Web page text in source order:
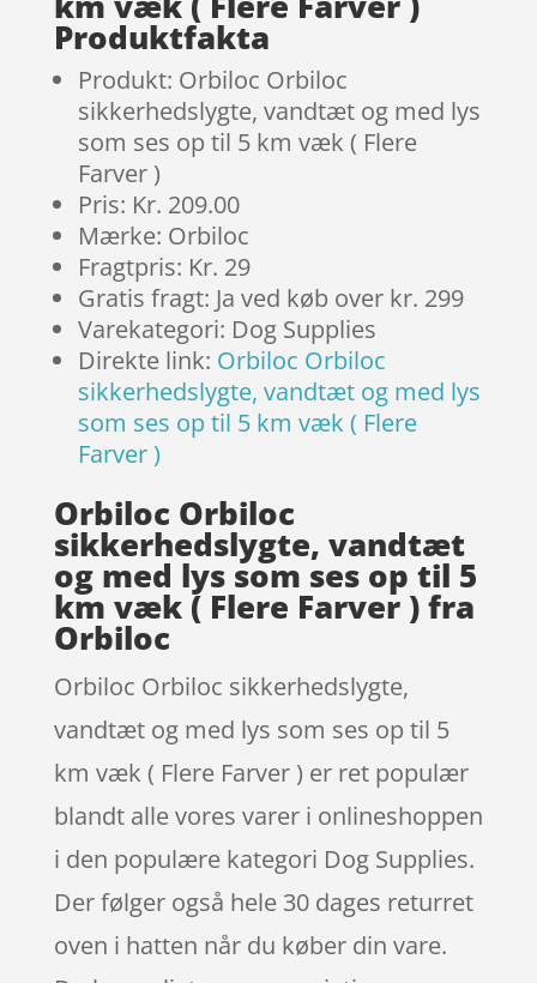
Produktfakta
Produkt: Orbiloc Orbiloc
sikkerhedslygte, vandtæt og med lys
som ses op til 5 km væk ( Flere
Farver )
Pris: Kr. 209.00
Mærke: Orbiloc
Fragtpris: Kr. 29
Gratis fragt: Ja ved køb over kr. 299
Varekategori: Dog Supplies
Direkte link: Orbiloc Orbiloc
sikkerhedslygte, vandtæt og med lys
som ses op til 5 km væk ( Flere
Farver )
Orbiloc Orbiloc
sikkerhedslygte, vandtæt
og med lys som ses op til 5
km væk ( Flere Farver ) fra
Orbiloc
Orbiloc Orbiloc sikkerhedslygte,
vandtæt og med lys som ses op til 5
km væk ( Flere Farver ) er ret populær
blandt alle vores varer i onlineshoppen
i den populære kategori Dog Supplies.
Der følger også hele 30 dages returret
oven i hatten når du køber din vare.